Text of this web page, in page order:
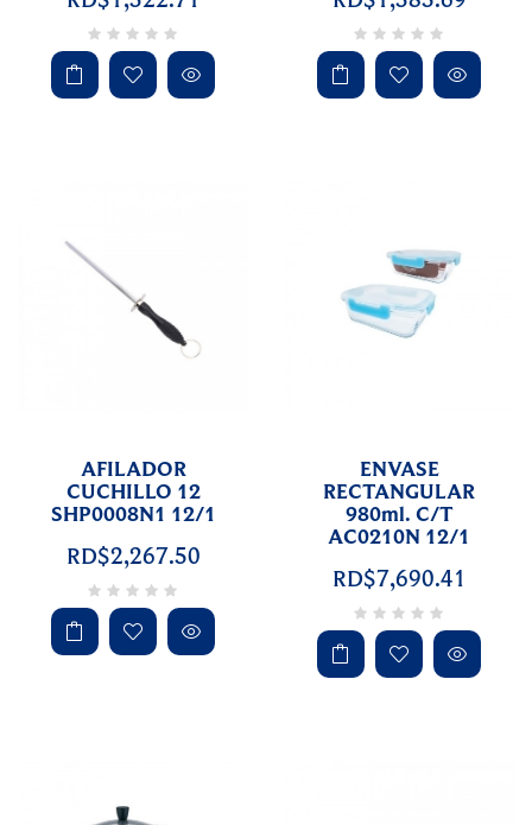
AFILADOR
CUCHILLO 12
SHP0008N1 12/1
RD$2,267.50
ENVASE
RECTANGULAR
980ml. C/T
AC0210N 12/1
RD$7,690.41